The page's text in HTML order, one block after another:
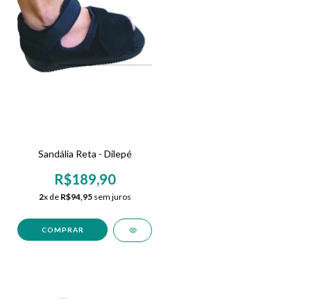
Sandália Reta - Dilepé
R$189,90
2x de R$94,95sem juros
COMPRAR